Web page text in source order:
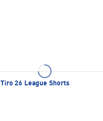
Tiro 26 League Shorts